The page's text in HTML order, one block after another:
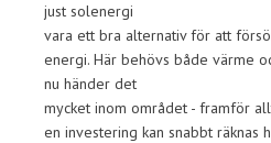
just solenergi
vara ett bra alternativ för att
energi. Här behövs både värme
nu händer det
mycket inom området - framför
en investering kan snabbt räknas